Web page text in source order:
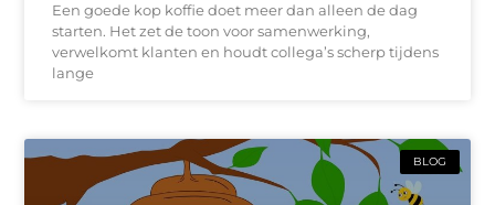
Een goede kop koffie doet meer dan alleen de dag
starten. Het zet de toon voor samenwerking,
verwelkomt klanten en houdt collega’s scherp tijdens
lange
BLOG